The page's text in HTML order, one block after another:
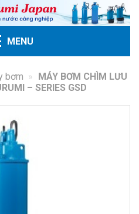
MENU
bơm » MÁY BƠM CHÌM LƯU
– SERIES GSD